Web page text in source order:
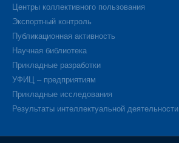
Центры коллективного пользования
Экспортный контроль
Публикационная активность
Научная библиотека
Прикладные разработки
УФИЦ – предприятиям
Прикладные исследования
Результаты интеллектуальной деятельности